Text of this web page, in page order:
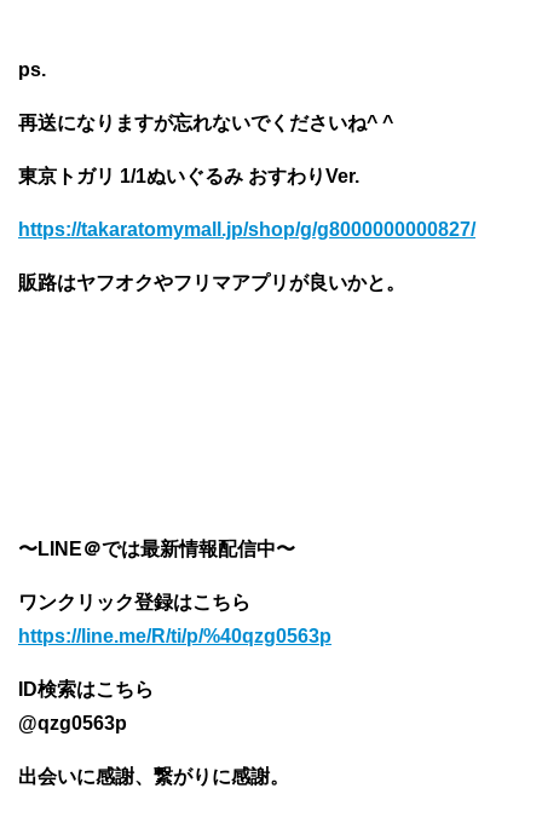
ps.
再送になりますが忘れないでくださいね^ ^
東京トガリ 1/1ぬいぐるみ おすわりVer.
https://takaratomymall.jp/shop/g/g8000000000827/
販路はヤフオクやフリマアプリが良いかと。
〜LINE＠では最新情報配信中〜
ワンクリック登録はこちら
https://line.me/R/ti/p/%40qzg0563p
ID検索はこちら
@qzg0563p
出会いに感謝、繋がりに感謝。